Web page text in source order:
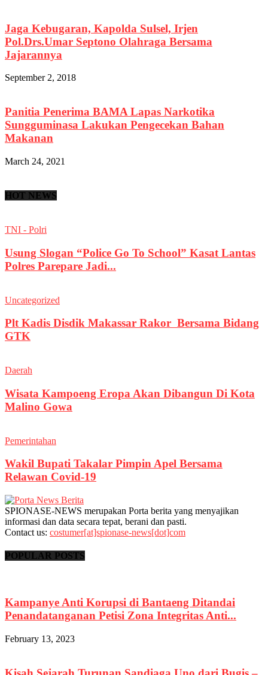
Jaga Kebugaran, Kapolda Sulsel, Irjen
Pol.Drs.Umar Septono Olahraga Bersama
Jajarannya
September 2, 2018
Panitia Penerima BAMA Lapas Narkotika
Sungguminasa Lakukan Pengecekan Bahan
Makanan
March 24, 2021
HOT NEWS
TNI - Polri
Usung Slogan “Police Go To School” Kasat Lantas
Polres Parepare Jadi...
Uncategorized
Plt Kadis Disdik Makassar Rakor Bersama Bidang
GTK
Daerah
Wisata Kampoeng Eropa Akan Dibangun Di Kota
Malino Gowa
Pemerintahan
Wakil Bupati Takalar Pimpin Apel Bersama
Relawan Covid-19
SPIONASE-NEWS merupakan Porta berita yang menyajikan
informasi dan data secara tepat, berani dan pasti.
Contact us: costumer[at]spionase-news[dot]com
POPULAR POSTS
Kampanye Anti Korupsi di Bantaeng Ditandai
Penandatanganan Petisi Zona Integritas Anti...
February 13, 2023